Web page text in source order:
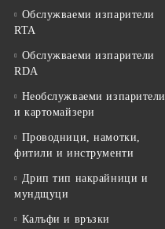
Обслужваеми изпарители
RTA
Обслужваеми изпарители
RDA
Необслужваеми изпарители
и картомайзери
Проводници, намотки,
фитили и инструменти
Дрип тип накрайници и
мундщуци
Калъфи и връзки